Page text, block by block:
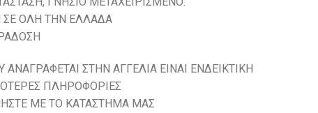
ΟΛΗ ΤΗΝ ΕΛΛΑΔΑ
ΑΝΑΓΡΑΦΕΤΑΙ ΣΤHN ΑΓΓΕΛΙA ΕΙΝΑΙ ΕΝΔΕΙΚΤΙΚH
ΠΛΗΡΟΦΟΡΙΕΣ
ΜΕ ΤΟ ΚΑΤΑΣΤΗΜΑ ΜΑΣ